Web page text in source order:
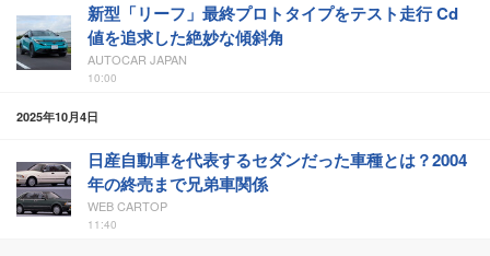
新型「リーフ」最終プロトタイプをテスト走行 Cd
値を追求した絶妙な傾斜角
AUTOCAR JAPAN
10:00
2025年10月4日
日産自動車を代表するセダンだった車種とは？2004
年の終売まで兄弟車関係
WEB CARTOP
11:40